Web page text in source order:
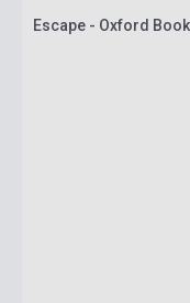
Escape - Oxford